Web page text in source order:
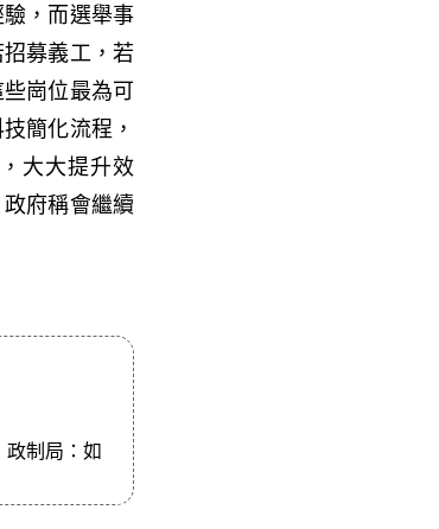
，而選舉事
募義工，若
崗位最為可
簡化流程，
大大提升效
府稱會繼續
制局：如